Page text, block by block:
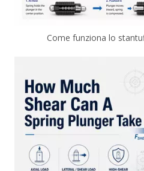
Come funziona lo